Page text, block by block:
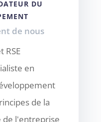
DU
de nous
RSE
en
de la
de l'entreprise